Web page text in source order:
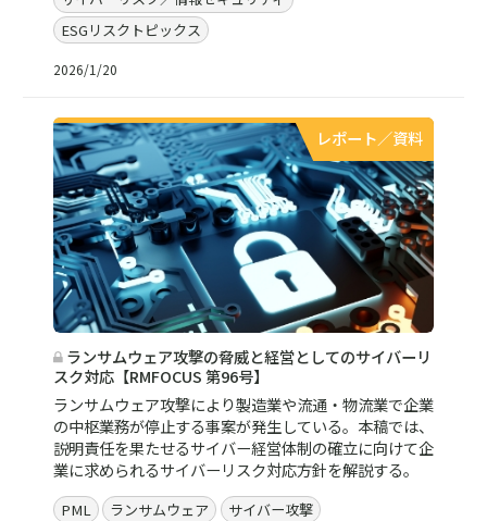
ESGリスクトピックス
2026/1/20
レポート／資料
ランサムウェア攻撃の脅威と経営としてのサイバーリ
スク対応【RMFOCUS 第96号】
ランサムウェア攻撃により製造業や流通・物流業で企業
の中枢業務が停止する事案が発生している。本稿では、
説明責任を果たせるサイバー経営体制の確立に向けて企
業に求められるサイバーリスク対応方針を解説する。
PML ランサムウェア
サイバー攻撃